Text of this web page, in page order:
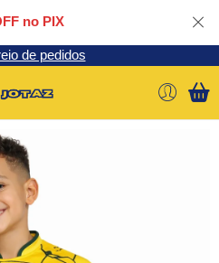
no PIX
de pedidos